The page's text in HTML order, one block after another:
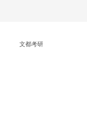
文都考研